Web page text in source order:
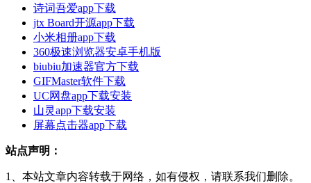
诗词吾爱app下载
jtx Board开源app下载
小米相册app下载
360极速浏览器安卓手机版
biubiu加速器官方下载
GIFMaster软件下载
UC网盘app下载安装
山灵app下载安装
屏幕点击器app下载
站点声明：
1、本站文章内容转载于网络，如有侵权，请联系我们删除。